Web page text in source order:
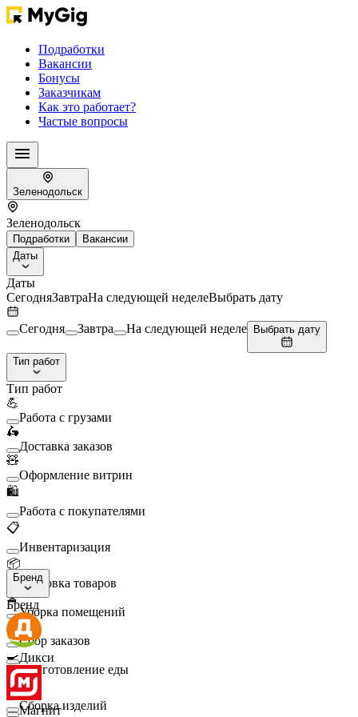
Подработки
Вакансии
Бонусы
Заказчикам
Как это работает?
Частые вопросы
Зеленодольск
Зеленодольск
Подработки
Вакансии
Даты
Даты
СегодняЗавтраНа следующей неделеВыбрать дату
Сегодня Завтра На следующей неделе Выбрать дату
Тип работ
Тип работ
💪
Работа с грузами
🛵
Доставка заказов
🧸
Оформление витрин
🛍️
Работа с покупателями
📋
Инвентаризация
📦
Упаковка товаров
🧹
Уборка помещений
🛒
Сбор заказов
🍳
Приготовление еды
🛠️
Сборка изделий
Бренд
Бренд
Дикси
Магнит